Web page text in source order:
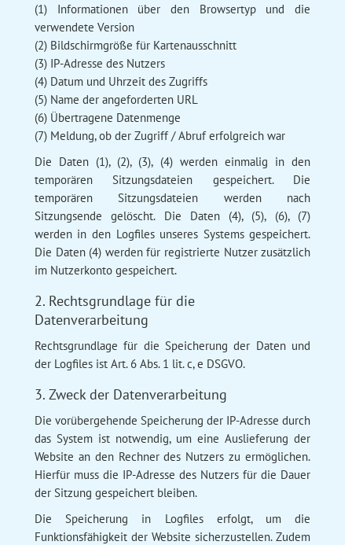
(1) Informationen über den Browsertyp und die
verwendete Version
(2) Bildschirmgröße für Kartenausschnitt
(3) IP-Adresse des Nutzers
(4) Datum und Uhrzeit des Zugriffs
(5) Name der angeforderten URL
(6) Übertragene Datenmenge
(7) Meldung, ob der Zugriff / Abruf erfolgreich war
Die Daten (1), (2), (3), (4) werden einmalig in den
temporären Sitzungsdateien gespeichert. Die
temporären Sitzungsdateien werden nach
Sitzungsende gelöscht. Die Daten (4), (5), (6), (7)
werden in den Logfiles unseres Systems gespeichert.
Die Daten (4) werden für registrierte Nutzer zusätzlich
im Nutzerkonto gespeichert.
2. Rechtsgrundlage für die
Datenverarbeitung
Rechtsgrundlage für die Speicherung der Daten und
der Logfiles ist Art. 6 Abs. 1 lit. c, e DSGVO.
3. Zweck der Datenverarbeitung
Die vorübergehende Speicherung der IP-Adresse durch
das System ist notwendig, um eine Auslieferung der
Website an den Rechner des Nutzers zu ermöglichen.
Hierfür muss die IP-Adresse des Nutzers für die Dauer
der Sitzung gespeichert bleiben.
Die Speicherung in Logfiles erfolgt, um die
Funktionsfähigkeit der Website sicherzustellen. Zudem